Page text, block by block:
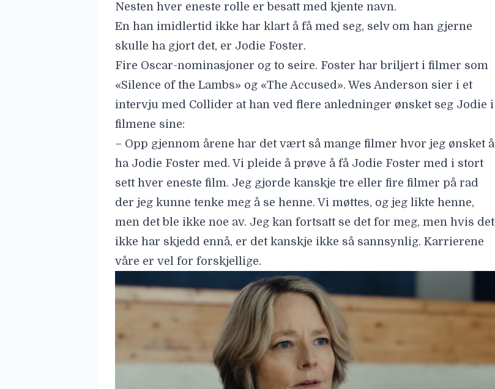
Nesten hver eneste rolle er besatt med kjente navn.
En han imidlertid ikke har klart å få med seg, selv om han gjerne
skulle ha gjort det, er Jodie Foster.
Fire Oscar-nominasjoner og to seire. Foster har briljert i filmer som
«Silence of the Lambs» og «The Accused». Wes Anderson sier i et
intervju med Collider at han ved flere anledninger ønsket seg Jodie i
filmene sine:
– Opp gjennom årene har det vært så mange filmer hvor jeg ønsket å
ha Jodie Foster med. Vi pleide å prøve å få Jodie Foster med i stort
sett hver eneste film. Jeg gjorde kanskje tre eller fire filmer på rad
der jeg kunne tenke meg å se henne. Vi møttes, og jeg likte henne,
men det ble ikke noe av. Jeg kan fortsatt se det for meg, men hvis det
ikke har skjedd ennå, er det kanskje ikke så sannsynlig. Karrierene
våre er vel for forskjellige.